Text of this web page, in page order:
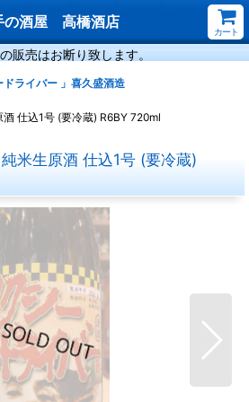
の酒屋 高橋酒店
カート
販売はお断り致します。
ライバー 」喜久盛酒造
仕込1号 (要冷蔵) R6BY 720ml
米生原酒 仕込1号 (要冷蔵)